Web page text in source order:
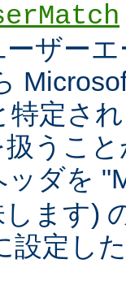
ザー
特定さ
うこ
ッダを
ます)
設定し